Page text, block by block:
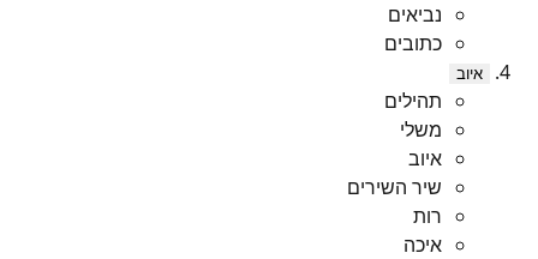
נביאים
כתובים
איוב
תהילים
משלי
איוב
שיר השירים
רות
איכה